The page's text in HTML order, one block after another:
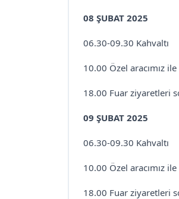
08 ŞUBAT 2025
06.30-09.30 Kahvaltı
10.00 Özel aracımız
18.00 Fuar ziyaretleri
09 ŞUBAT 2025
06.30-09.30 Kahvaltı
10.00 Özel aracımız
18.00 Fuar ziyaretleri